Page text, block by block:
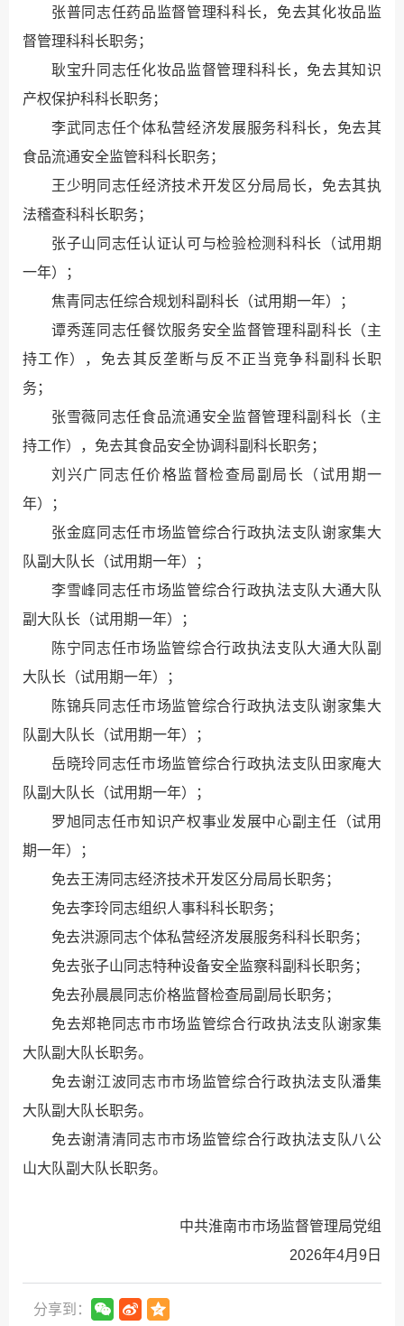
张普同志任药品监督管理科科长，免去其化妆品监
督管理科科长职务；
耿宝升同志任化妆品监督管理科科长，免去其知识
产权保护科科长职务；
李武同志任个体私营经济发展服务科科长，免去其
食品流通安全监管科科长职务；
王少明同志任经济技术开发区分局局长，免去其执
法稽查科科长职务；
张子山同志任认证认可与检验检测科科长（试用期
一年）；
焦青同志任综合规划科副科长（试用期一年）；
谭秀莲同志任餐饮服务安全监督管理科副科长（主
持工作），免去其反垄断与反不正当竞争科副科长职
务；
张雪薇同志任食品流通安全监督管理科副科长（主
持工作），免去其食品安全协调科副科长职务；
刘兴广同志任价格监督检查局副局长（试用期一
年）；
张金庭同志任市场监管综合行政执法支队谢家集大
队副大队长（试用期一年）；
李雪峰同志任市场监管综合行政执法支队大通大队
副大队长（试用期一年）；
陈宁同志任市场监管综合行政执法支队大通大队副
大队长（试用期一年）；
陈锦兵同志任市场监管综合行政执法支队谢家集大
队副大队长（试用期一年）；
岳晓玲同志任市场监管综合行政执法支队田家庵大
队副大队长（试用期一年）；
罗旭同志任市知识产权事业发展中心副主任（试用
期一年）；
免去王涛同志经济技术开发区分局局长职务；
免去李玲同志组织人事科科长职务；
免去洪源同志个体私营经济发展服务科科长职务；
免去张子山同志特种设备安全监察科副科长职务；
免去孙晨晨同志价格监督检查局副局长职务；
免去郑艳同志市市场监管综合行政执法支队谢家集
大队副大队长职务。
免去谢江波同志市市场监管综合行政执法支队潘集
大队副大队长职务。
免去谢清清同志市市场监管综合行政执法支队八公
山大队副大队长职务。
中共淮南市市场监督管理局党组
2026年4月9日
分享到：